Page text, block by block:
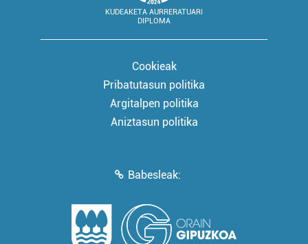
KUDEAKETA AURRERATUARI
DIPLOMA
Cookieak
Pribatutasun politika
Argitalpen politika
Aniztasun politika
Babesleak: